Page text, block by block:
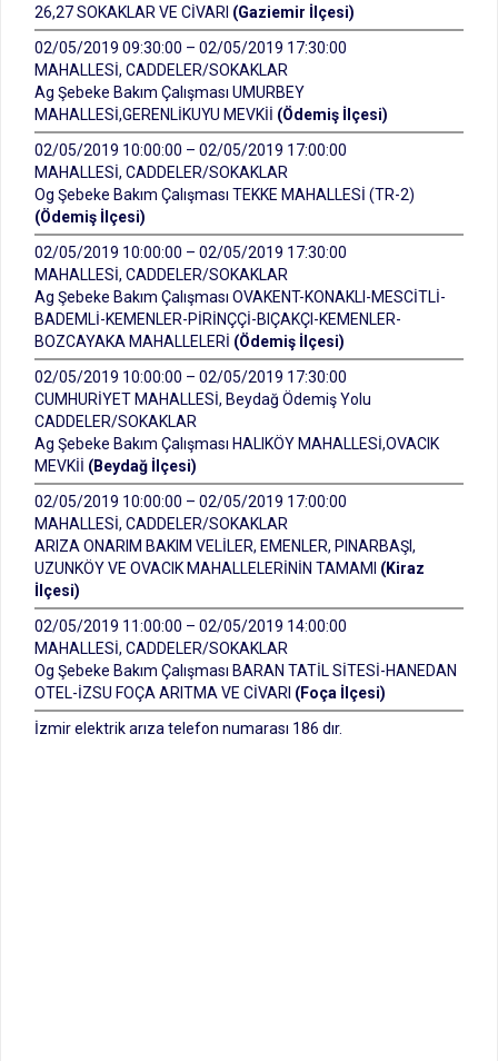
26,27 SOKAKLAR VE CİVARI (Gaziemir İlçesi)
02/05/2019 09:30:00 – 02/05/2019 17:30:00
MAHALLESİ, CADDELER/SOKAKLAR
Ag Şebeke Bakım Çalışması UMURBEY
MAHALLESİ,GERENLİKUYU MEVKİİ (Ödemiş İlçesi)
02/05/2019 10:00:00 – 02/05/2019 17:00:00
MAHALLESİ, CADDELER/SOKAKLAR
Og Şebeke Bakım Çalışması TEKKE MAHALLESİ (TR-2)
(Ödemiş İlçesi)
02/05/2019 10:00:00 – 02/05/2019 17:30:00
MAHALLESİ, CADDELER/SOKAKLAR
Ag Şebeke Bakım Çalışması OVAKENT-KONAKLI-MESCİTLİ-
BADEMLİ-KEMENLER-PİRİNÇÇİ-BIÇAKÇI-KEMENLER-
BOZCAYAKA MAHALLELERİ (Ödemiş İlçesi)
02/05/2019 10:00:00 – 02/05/2019 17:30:00
CUMHURİYET MAHALLESİ, Beydağ Ödemiş Yolu
CADDELER/SOKAKLAR
Ag Şebeke Bakım Çalışması HALIKÖY MAHALLESİ,OVACIK
MEVKİİ (Beydağ İlçesi)
02/05/2019 10:00:00 – 02/05/2019 17:00:00
MAHALLESİ, CADDELER/SOKAKLAR
ARIZA ONARIM BAKIM VELİLER, EMENLER, PINARBAŞI,
UZUNKÖY VE OVACIK MAHALLELERİNİN TAMAMI (Kiraz
İlçesi)
02/05/2019 11:00:00 – 02/05/2019 14:00:00
MAHALLESİ, CADDELER/SOKAKLAR
Og Şebeke Bakım Çalışması BARAN TATİL SİTESİ-HANEDAN
OTEL-İZSU FOÇA ARITMA VE CİVARI (Foça İlçesi)
İzmir elektrik arıza telefon numarası 186 dır.